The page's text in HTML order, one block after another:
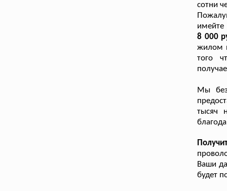
сотни
имейте
8 000
жилом
того
Мы
тысяч
Ваши
будет